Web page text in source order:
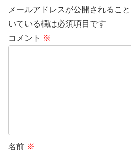
メールアドレスが公開されること
いている欄は必須項目です
コメント ※
名前 ※